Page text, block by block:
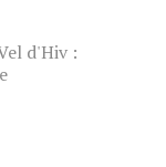
d'Hiv :